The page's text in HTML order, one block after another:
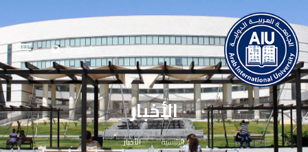
English
الأخبار
الرئيسية الأخبار